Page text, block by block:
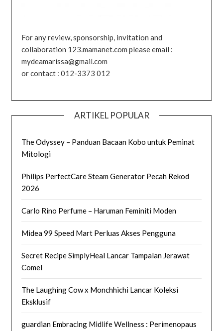
For any review, sponsorship, invitation and
collaboration 123.mamanet.com please email :
mydeamarissa@gmail.com
or contact : 012-3373 012
ARTIKEL POPULAR
The Odyssey – Panduan Bacaan Kobo untuk Peminat
Mitologi
Philips PerfectCare Steam Generator Pecah Rekod
2026
Carlo Rino Perfume – Haruman Feminiti Moden
Midea 99 Speed Mart Perluas Akses Pengguna
Secret Recipe SimplyHeal Lancar Tampalan Jerawat
Comel
The Laughing Cow x Monchhichi Lancar Koleksi
Eksklusif
guardian Embracing Midlife Wellness : Perimenopaus